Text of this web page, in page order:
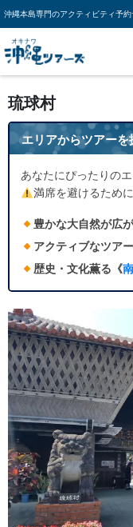
沖縄本島専門のアクティビティ予
琉球村
エリアからツアー
あなたにぴったりの
満席を避けるため
豊かな大自然が広
アクティブなツア
歴史・文化薫る《